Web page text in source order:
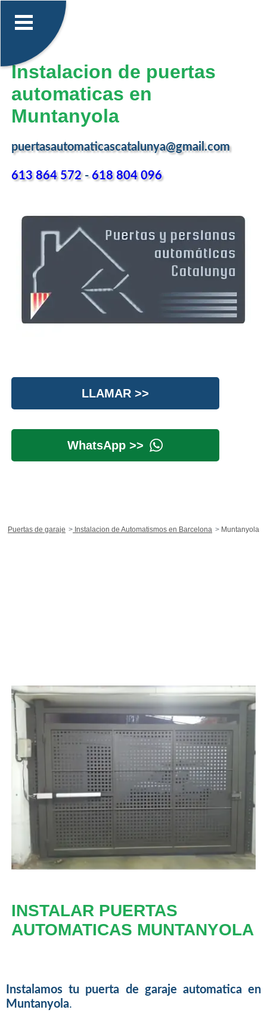
Instalacion de puertas
automaticas en
Muntanyola
puertasautomaticascatalunya@gmail.com
613 864 572-618 804 096
LLAMAR >>
WhatsApp >>
Puertas de garaje Instalacion de Automatismos en Barcelona Muntanyola
INSTALAR PUERTAS
AUTOMATICAS MUNTANYOLA
Instalamos tu puerta de garaje automatica en
Muntanyola.